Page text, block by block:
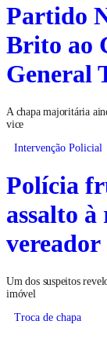
Partido
Brito ao
General
A chapa majoritária
vice
Intervenção Policial
Polícia
assalto à
Um dos suspeitos
imóvel
Troca de chapa